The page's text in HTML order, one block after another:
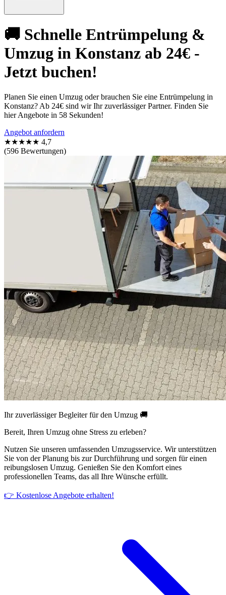
🚚 Schnelle Entrümpelung &
Umzug in Konstanz ab 24€ -
Jetzt buchen!
Planen Sie einen Umzug oder brauchen Sie eine Entrümpelung in
Konstanz? Ab 24€ sind wir Ihr zuverlässiger Partner. Finden Sie
hier Angebote in 58 Sekunden!
Angebot anfordern
★★★★★ 4,7
(596 Bewertungen)
Ihr zuverlässiger Begleiter für den Umzug 🚚
Bereit, Ihren Umzug ohne Stress zu erleben?
Nutzen Sie unseren umfassenden Umzugsservice. Wir unterstützen
Sie von der Planung bis zur Durchführung und sorgen für einen
reibungslosen Umzug. Genießen Sie den Komfort eines
professionellen Teams, das all Ihre Wünsche erfüllt.
👉 Kostenlose Angebote erhalten!